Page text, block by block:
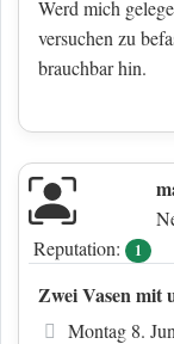
Werd mich
versuchen zu
brauchbar hin.
Reputation:
1
Zwei Vasen mit
Beitrag
Montag 8.